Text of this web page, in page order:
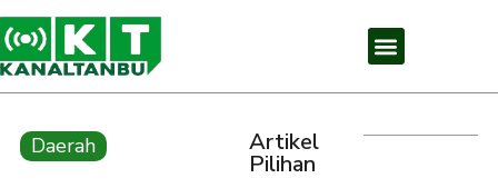
Daerah Artikel
Pilihan